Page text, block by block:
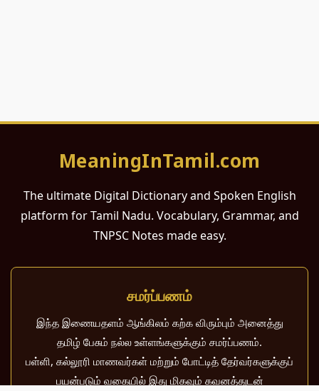
MeaningInTamil.com
The ultimate Digital Dictionary and Spoken English
platform for Tamil Nadu. Vocabulary, Grammar, and
TNPSC Notes made easy.
சமர்ப்பணம்
இந்த இணையதளம் ஆங்கிலம் கற்க விரும்பும் அனைத்து
தமிழ் பேசும் நல்ல உள்ளங்களுக்கும் சமர்ப்பணம்.
பள்ளி, கல்லூரி மாணவர்கள் மற்றும் போட்டித் தேர்வர்களுக்குப்
பயன்படும் வகையில் இது மிகவும் கவனத்துடன்